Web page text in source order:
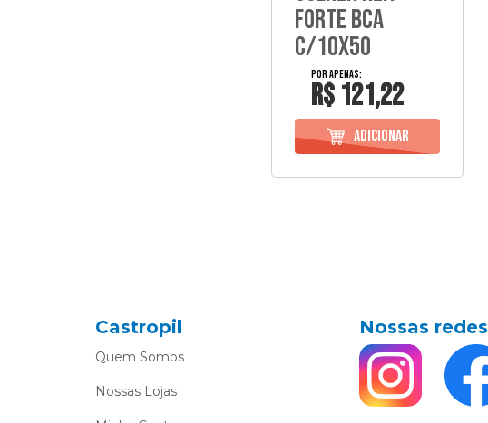
Forte Bca
C/10X50
R$ 121,22
Castropil
Quem Somos
Nossas Lojas
Nossas redes